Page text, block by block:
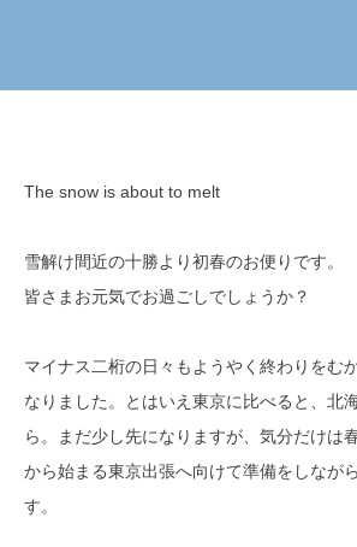
The snow is about to melt
雪解け間近の十勝より初春のお便りです。
皆さまお元気でお過ごしでしょうか？
マイナス二桁の日々もようやく終わりをむ
なりました。とはいえ東京に比べると、北
ら。まだ少し先になりますが、気分だけは
から始まる東京出張へ向けて準備をしなが
す。